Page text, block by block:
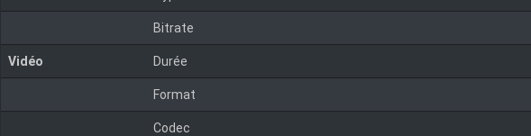
Bitrate
Vidéo Durée
Format
Codec